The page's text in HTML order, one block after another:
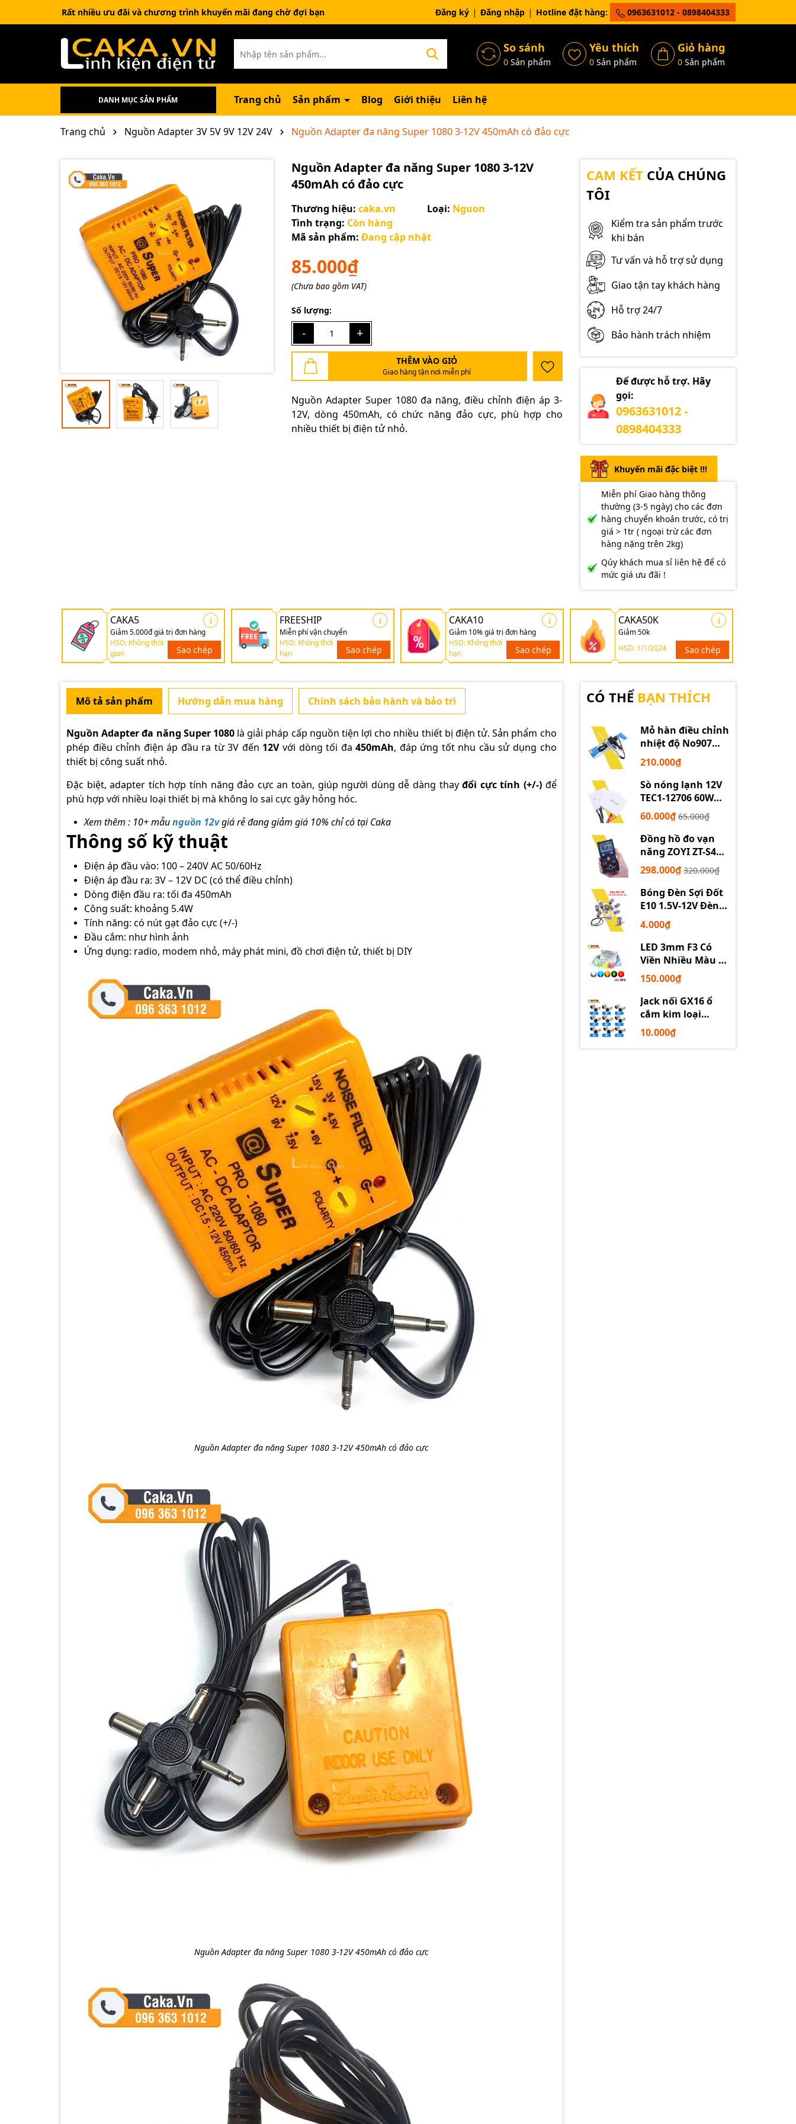
Rất nhiều ưu đãi và chương trình khuyến mãi đang chờ đợi bạn
Ưu đãi lớn dành cho thành viên mới Đăng ký Đăng nhập Hotline đặt hàng: 0963631012 - 0898404333
So sánh
0Sản phẩm
Yêu thích
0Sản phẩm
Giỏ hàng
0Sản phẩm
DANH MỤC SẢN PHẨM Trang chủ Sản phẩm Blog Giới thiệu Liên hệ
Trang chủ Nguồn Adapter 3V 5V 9V 12V 24V Nguồn Adapter đa năng Super 1080 3-12V 450mAh có đảo cực
Nguồn Adapter đa năng Super 1080 3-12V
450mAh có đảo cực
Thương hiệu: caka.vn Loại: Nguon
Tình trạng: Còn hàng
Mã sản phẩm: Đang cập nhật
85.000₫
(Chưa bao gồm VAT)
Số lượng:
- +
THÊM VÀO GIỎ
Giao hàng tận nơi miễn phí
Nguồn Adapter Super 1080 đa năng, điều chỉnh điện áp 3-
12V, dòng 450mAh, có chức năng đảo cực, phù hợp cho
nhiều thiết bị điện tử nhỏ.
CAM KẾTCỦA CHÚNG
TÔI
Kiểm tra sản phẩm trước
khi bán
Tư vấn và hỗ trợ sử dụng
Giao tận tay khách hàng
Hỗ trợ 24/7
Bảo hành trách nhiệm
Để được hỗ trợ. Hãy
gọi:
0963631012 -
0898404333
Khuyến mãi đặc biệt !!!
Miễn phí Giao hàng thông
thường (3-5 ngày) cho các đơn
hàng chuyển khoản trước, có trị
giá > 1tr ( ngoại trừ các đơn
hàng nặng trên 2kg)
Qúy khách mua sỉ liên hệ để có
mức giá ưu đãi !
CAKA5
Giảm 5.000đ giá trị đơn hàng
HSD: Không thời
gian
Sao chép
FREESHIP
Miễn phí vận chuyển
HSD: Không thời
hạn
Sao chép
CAKA10
Giảm 10% giá trị đơn hàng
HSD: Không thời
hạn
Sao chép
CAKA50K
Giảm 50k
HSD: 1/1/2024
Sao chép
Ngày hết hạn:
Điều kiện:
Mô tả sản phẩm Hướng dẫn mua hàng Chính sách bảo hành và bảo trì
Nguồn Adapter đa năng Super 1080là giải pháp cấp nguồn tiện lợi cho nhiều thiết bị điện tử. Sản phẩm cho
phép điều chỉnh điện áp đầu ra từ 3V đến 12Vvới dòng tối đa450mAh, đáp ứng tốt nhu cầu sử dụng cho
thiết bị công suất nhỏ.
Đặc biệt, adapter tích hợp tính năng đảo cực an toàn, giúp người dùng dễ dàng thayđổi cực tính (+/-)để
phù hợp với nhiều loại thiết bị mà không lo sai cực gây hỏng hóc.
Xem thêm : 10+ mẫunguồn 12vgiá rẻ đang giảm giá 10% chỉ có tại Caka
Thông số kỹ thuật
Điện áp đầu vào: 100 – 240V AC 50/60Hz
Điện áp đầu ra: 3V – 12V DC (có thể điều chỉnh)
Dòng điện đầu ra: tối đa 450mAh
Công suất: khoảng 5.4W
Tính năng: có nút gạt đảo cực (+/-)
Đầu cắm: như hình ảnh
Ứng dụng: radio, modem nhỏ, máy phát mini, đồ chơi điện tử, thiết bị DIY
Nguồn Adapter đa năng Super 1080 3-12V 450mAh có đảo cực
Nguồn Adapter đa năng Super 1080 3-12V 450mAh có đảo cực
CÓ THỂ BẠN THÍCH
Mỏ hàn điều chỉnh
nhiệt độ No907
60W 220V loại tốt
210.000₫
Sò nóng lạnh 12V
TEC1-12706 60W
12710 100W 12715
150W
60.000₫ 65.000₫
Đồng hồ đo vạn
năng ZOYI ZT-S4
tự động
298.000₫ 320.000₫
Bóng Đèn Sợi Đốt
E10 1.5V-12V Đèn
Thí Nghiệm STEM
4.000₫
LED 3mm F3 Có
Viền Nhiều Màu –
Trắng Đỏ Xanh
Dương Lục Vàng
150.000₫
Jack nối GX16 ổ
cắm kim loại
2/3/4/5/6P chuyên
dụng
10.000₫